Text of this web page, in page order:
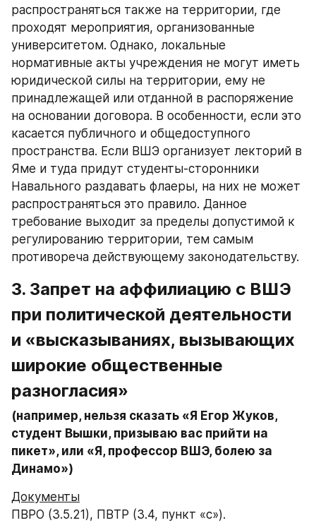
распространяться также на территории, где
проходят мероприятия, организованные
университетом. Однако, локальные
нормативные акты учреждения не могут иметь
юридической силы на территории, ему не
принадлежащей или отданной в распоряжение
на основании договора. В особенности, если это
касается публичного и общедоступного
пространства. Если ВШЭ организует лекторий в
Яме и туда придут студенты-сторонники
Навального раздавать флаеры, на них не может
распространяться это правило. Данное
требование выходит за пределы допустимой к
регулированию территории, тем самым
противореча действующему законодательству.
3. Запрет на аффилиацию с ВШЭ
при политической деятельности
и «высказываниях, вызывающих
широкие общественные
разногласия»
(например, нельзя сказать «Я Егор Жуков,
студент Вышки, призываю вас прийти на
пикет», или «Я, профессор ВШЭ, болею за
Динамо»)
Документы
ПВРО (3.5.21), ПВТР (3.4, пункт «с»).